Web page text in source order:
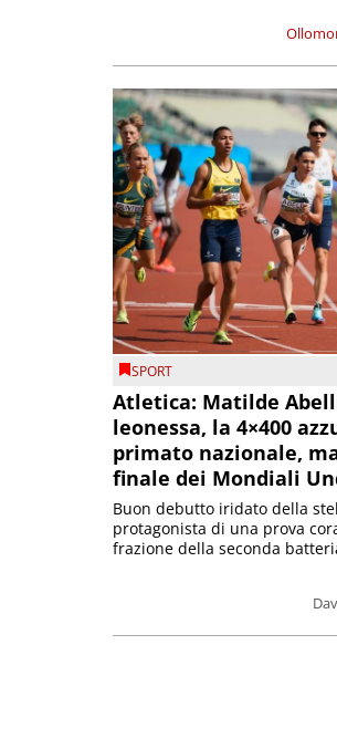
SPORT
Atletica: Matilde
leonessa, la 4×400
primato nazionale,
finale dei Mondiali
Buon debutto iridato della
protagonista di una prova
frazione della seconda